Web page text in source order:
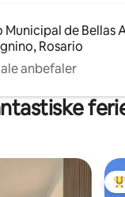
Municipal de Bellas
Rosario
anbefaler